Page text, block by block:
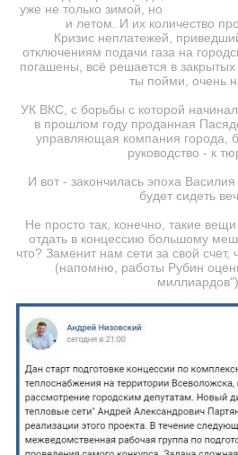
уже не только зимой, но
и летом. И их количество
Кризис неплатежей,
отключениям подачи газа на
погашены, всё решается в
ты пойми, очень
УК ВКС, с борьбы с которой
в прошлом году проданная
управляющая компания города,
руководство - к
И вот - закончилась эпоха
будет сидеть
Не просто так, конечно, такие
отдать в концессию большому
что? Заменит нам сети за свой
(напомню, работы Рубин